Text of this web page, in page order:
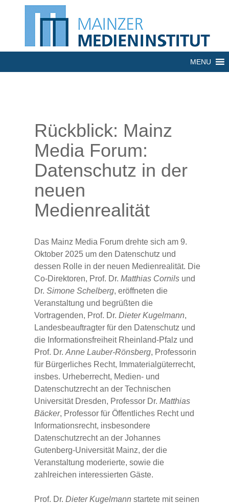
MENU
Rückblick: Mainz
Media Forum:
Datenschutz in der
neuen
Medienrealität
Das Mainz Media Forum drehte sich am 9.
Oktober 2025 um den Datenschutz und
dessen Rolle in der neuen Medienrealität. Die
Co-Direktoren, Prof. Dr. Matthias Cornils und
Dr. Simone Schelberg, eröffneten die
Veranstaltung und begrüßten die
Vortragenden, Prof. Dr. Dieter Kugelmann,
Landesbeauftragter für den Datenschutz und
die Informationsfreiheit Rheinland-Pfalz und
Prof. Dr. Anne Lauber-Rönsberg, Professorin
für Bürgerliches Recht, Immaterialgüterrecht,
insbes. Urheberrecht, Medien- und
Datenschutzrecht an der Technischen
Universität Dresden, Professor Dr. Matthias
Bäcker, Professor für Öffentliches Recht und
Informationsrecht, insbesondere
Datenschutzrecht an der Johannes
Gutenberg-Universität Mainz, der die
Veranstaltung moderierte, sowie die
zahlreichen interessierten Gäste.
Prof. Dr. Dieter Kugelmann startete mit seinen